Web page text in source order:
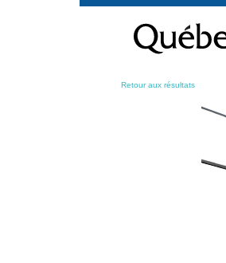
contenu
Retour aux résultats